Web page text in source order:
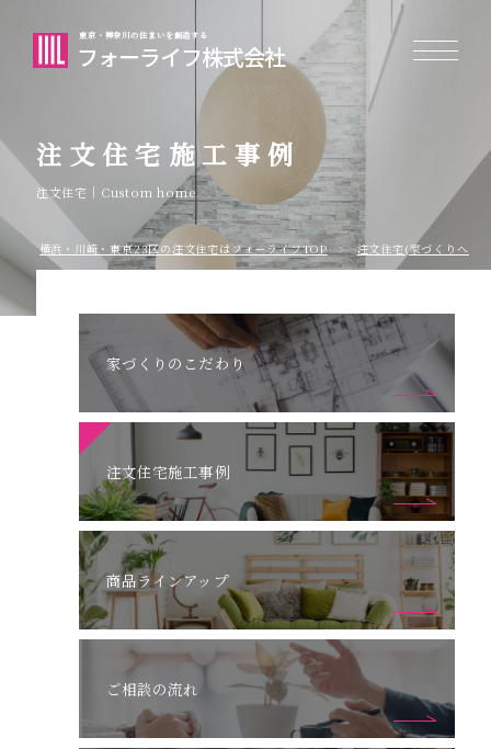
東京・神奈川の住まいを創造する
フォーライフ株式会社
注文住宅施工事例
注文住宅｜Custom home
横浜・川崎・東京23区の注⽂住宅はフォーライフTOP 注文住宅(家づくりへの
家づくりのこだわり
注文住宅施工事例
商品ラインアップ
ご相談の流れ